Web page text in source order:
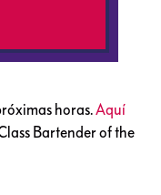
horas.Aquí
Bartender of the